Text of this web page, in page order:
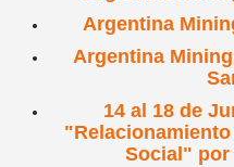
Argentina
Argentina
14 al 18 de
Social" por